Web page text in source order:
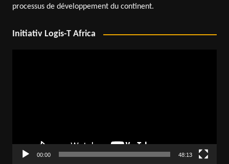
processus de développement du continent.
Initiativ Logis-T Africa
00:00 48:13